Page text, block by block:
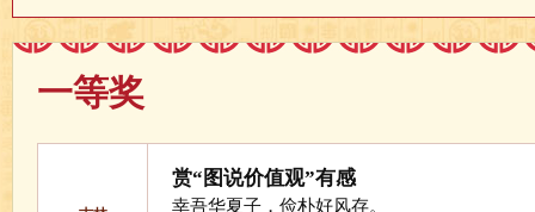
一等奖
赏“图说价值观”有感
幸吾华夏子，俭朴好风存。